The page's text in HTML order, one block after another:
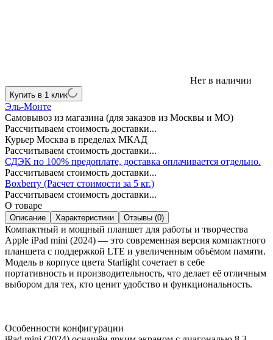
Нет в наличии
Купить в 1 клик
Эль-Монте
Самовывоз из магазина (для заказов из Москвы и МО)
Рассчитываем стоимость доставки...
Курьер Москва в пределах МКАД
Рассчитываем стоимость доставки...
СДЭК по 100% предоплате, доставка оплачивается отдельно.
Рассчитываем стоимость доставки...
Boxberry (Расчет стоимости за 5 кг.)
Рассчитываем стоимость доставки...
О товаре
Описание Характеристики Отзывы (0)
Компактный и мощный планшет для работы и творчества
Apple iPad mini (2024) — это современная версия компактного
планшета с поддержкой LTE и увеличенным объёмом памяти.
Модель в корпусе цвета Starlight сочетает в себе
портативность и производительность, что делает её отличным
выбором для тех, кто ценит удобство и функциональность.
Особенности конфигурации